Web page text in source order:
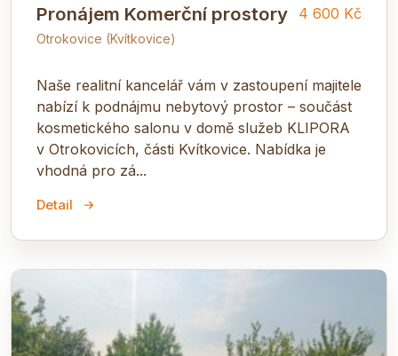
Pronájem Komerční prostory
Otrokovice (Kvítkovice)
4 600 Kč
Naše realitní kancelář vám v zastoupení majitele
nabízí k podnájmu nebytový prostor – součást
kosmetického salonu v domě služeb KLIPORA
v Otrokovicích, části Kvítkovice. Nabídka je
vhodná pro zá...
Detail